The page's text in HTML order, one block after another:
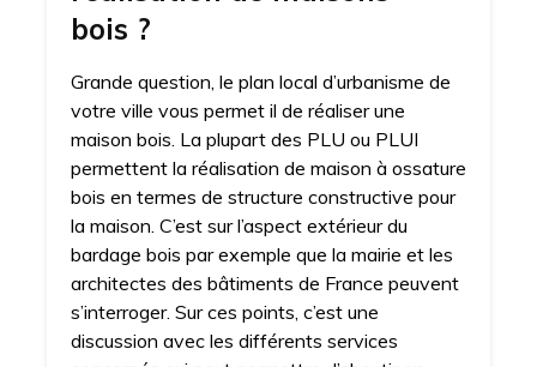
bois ?
Grande question, le plan local d’urbanisme de
votre ville vous permet il de réaliser une
maison bois. La plupart des PLU ou PLUI
permettent la réalisation de maison à ossature
bois en termes de structure constructive pour
la maison. C’est sur l’aspect extérieur du
bardage bois par exemple que la mairie et les
architectes des bâtiments de France peuvent
s’interroger. Sur ces points, c’est une
discussion avec les différents services